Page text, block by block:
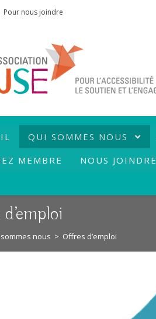
Pour nous joindre
QUI SOMMES NOUS
MEMBRE
NOUS JOINDRE
nous > Offres d’emploi